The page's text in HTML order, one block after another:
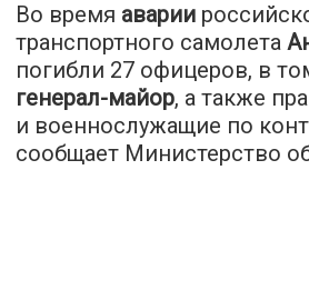
Во время аварии
транспортного самолета
погибли 27 офицеров, в
генерал-майор, а также
и военнослужащие по
сообщает Министерство